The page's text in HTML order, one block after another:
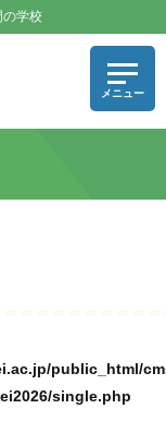
の学校
public_html/
single.php